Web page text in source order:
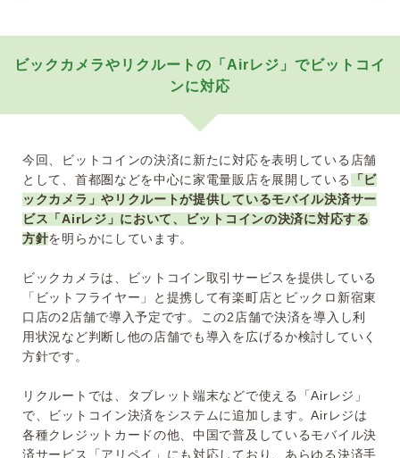
ビックカメラやリクルートの「Airレジ」でビットコイ
ンに対応
今回、ビットコインの決済に新たに対応を表明している店舗
として、首都圏などを中心に家電量販店を展開している
「ビ
ックカメラ」やリクルートが提供しているモバイル決済サー
ビス「Airレジ」において、ビットコインの決済に対応する
方針を明らかにしています。
ビックカメラは、ビットコイン取引サービスを提供している
「ビットフライヤー」と提携して有楽町店とビックロ新宿東
口店の2店舗で導入予定です。この2店舗で決済を導入し利
用状況など判断し他の店舗でも導入を広げるか検討していく
方針です。
リクルートでは、タブレット端末などで使える「Airレジ」
で、ビットコイン決済をシステムに追加します。Airレジは
各種クレジットカードの他、中国で普及しているモバイル決
済サービス「アリペイ」にも対応しており、あらゆる決済手